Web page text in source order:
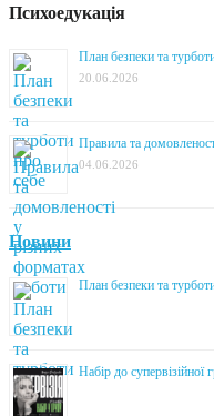
Психоедукація
План безпеки та
20.06.2026
Правила та
04.06.2026
Новини
План безпеки та
Набір до супервізійної